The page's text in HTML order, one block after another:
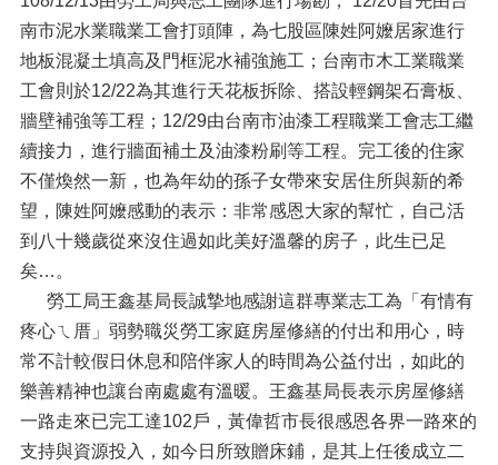
南市泥水業職業工會打頭陣，為七股區陳姓阿嬤居家進行
地板混凝土填高及門框泥水補強施工；台南市木工業職業
工會則於12/22為其進行天花板拆除、搭設輕鋼架石膏板、
牆壁補強等工程；12/29由台南市油漆工程職業工會志工繼
續接力，進行牆面補土及油漆粉刷等工程。完工後的住家
不僅煥然一新，也為年幼的孫子女帶來安居住所與新的希
望，陳姓阿嬤感動的表示：非常感恩大家的幫忙，自己活
到八十幾歲從來沒住過如此美好溫馨的房子，此生已足
矣…。
勞工局王鑫基局長誠摯地感謝這群專業志工為「有情有
疼心ㄟ厝」弱勢職災勞工家庭房屋修繕的付出和用心，時
常不計較假日休息和陪伴家人的時間為公益付出，如此的
樂善精神也讓台南處處有溫暖。王鑫基局長表示房屋修繕
一路走來已完工達102戶，黃偉哲市長很感恩各界一路來的
支持與資源投入，如今日所致贈床鋪，是其上任後成立二